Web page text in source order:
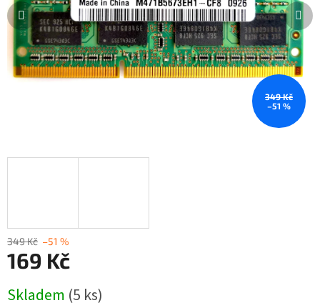
349 Kč
–51 %
349 Kč –51 %
169 Kč
cena:
Skladem (5 ks)